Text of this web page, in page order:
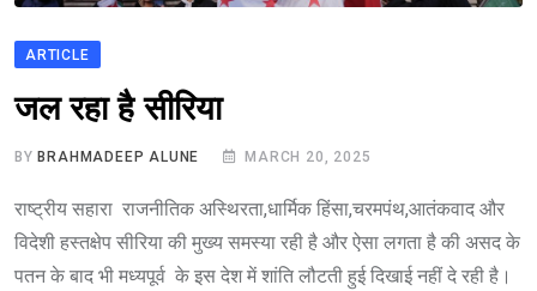
ARTICLE
जल रहा है सीरिया
BYBRAHMADEEP ALUNE MARCH 20, 2025
राष्ट्रीय सहारा राजनीतिक अस्थिरता,धार्मिक हिंसा,चरमपंथ,आतंकवाद और
विदेशी हस्तक्षेप सीरिया की मुख्य समस्या रही है और ऐसा लगता है की असद के
पतन के बाद भी मध्यपूर्व के इस देश में शांति लौटती हुई दिखाई नहीं दे रही है।